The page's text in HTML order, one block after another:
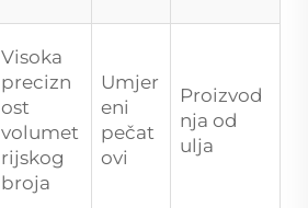
Visoka
precizn
ost
volumet
rijskog
broja
Umjer
eni
pečat
ovi
Proizvod
nja od
ulja